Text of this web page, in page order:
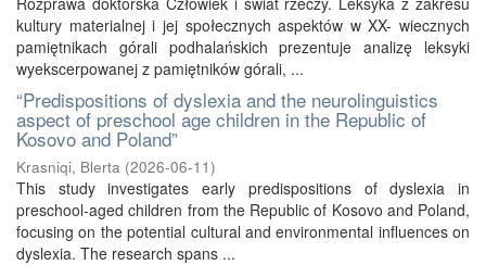
kultury materialnej i jej społecznych aspektów w XX- wiecznych
pamiętnikach górali podhalańskich prezentuje analizę leksyki
wyekscerpowanej z pamiętników górali, ...
“Predispositions of dyslexia and the neurolinguistics
aspect of preschool age children in the Republic of
Kosovo and Poland”
Krasniqi, Blerta (2026-06-11)
This study investigates early predispositions of dyslexia in
preschool-aged children from the Republic of Kosovo and Poland,
focusing on the potential cultural and environmental influences on
dyslexia. The research spans ...